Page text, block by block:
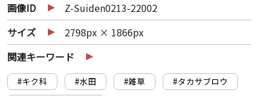
画像ID
Z-Suiden0213-22002
サイズ
2798px × 1866px
関連キーワード
#キク科 #水田 #雑草
#タカサブロウ